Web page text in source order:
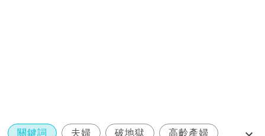
關鍵詞 夫婦 破地獄 高齡產婦